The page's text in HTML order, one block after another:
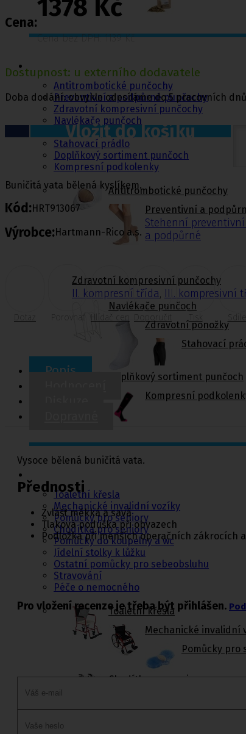
Antitrombotické punčochy
Preventivní a podpůrné punčochy
Zdravotní kompresivní punčochy
Navlékače punčoch
Zdravotní ponožky
Stahovací prádlo
Doplňkový sortiment punčoch
Kompresní podkolenky
Antitrombotické punčochy
Preventivní a
Stehenní
a podpůrné
Zdravotní kompresivní punčochy
II. kompresní třída, III. kompresivní
Navlékače punčoch
Zdravotní ponožky
Stahovací
Doplňkový sortiment punčoch
Kompresní
Pomůcky pro
Toaletní křesla
Mechanické invalidní vozíky
Pomůcky pro seniory
Chodítka pro seniory
Pomůcky do koupelny a wc
Jídelní stolky k lůžku
Ostatní pomůcky pro sebeobsluhu
Stravování
Péče o nemocného
Toaletní křesla
Mechanické invalidní
Pomůcky pro
Chodítka pro seniory
Sedačky do vany,
Cena:
1378 Kč
Cena bez DPH: 1139 Kč
Dostupnost: u externího dodavatele
Doba dodání: obvykle odesíláme do 5 pracovních dnů
Vložit do košíku
Buničitá vata bělená kyslíkem.
Kód:HRT913067
Výrobce:Hartmann-Rico a.s.
Dotaz Porovnat Doporučit Tisk
Popis
Vysoce bělená buničitá vata.
Přednosti
Zvlášť měkká a savá
Tlaková poduška při obvazech
Podložka při menších operačních zákrocích
Pro vložení recenze je třeba být přihlášen.